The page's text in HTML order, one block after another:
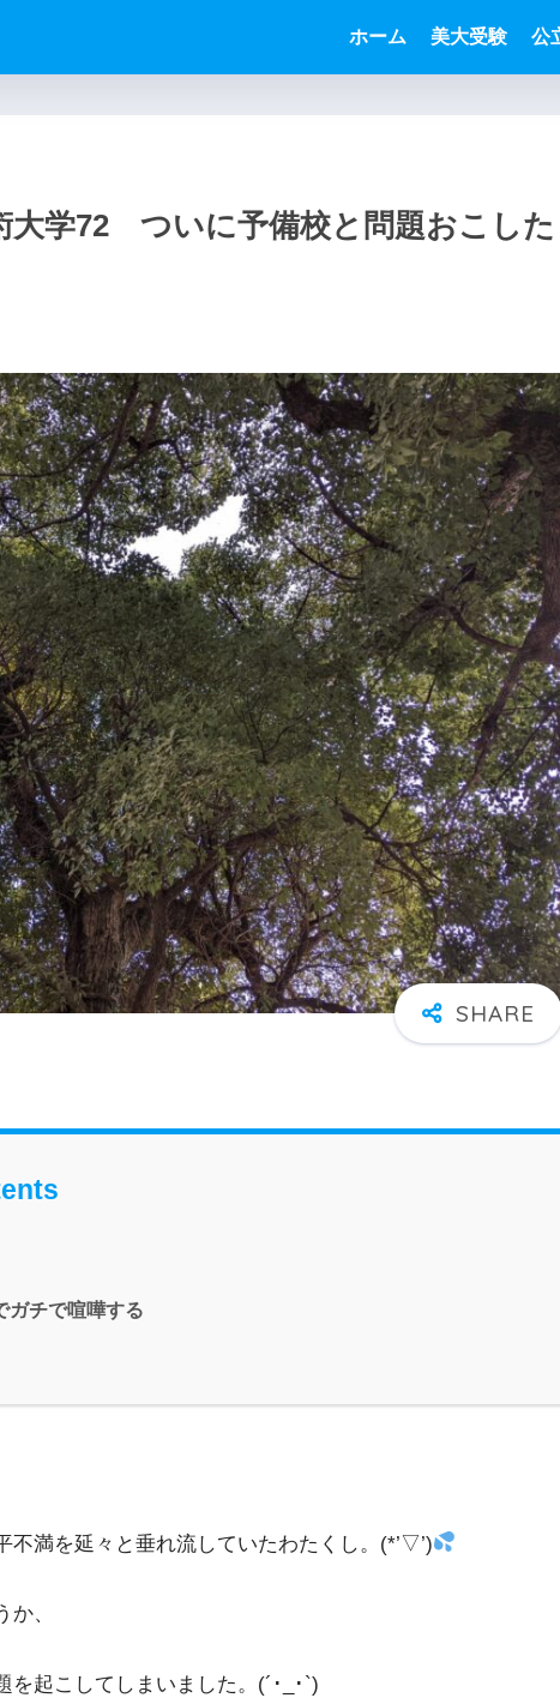
ホーム 美大受験 公
大学72 ついに予備校と問題おこした
ガチで喧嘩する
不満を延々と垂れ流していたわたくし。(*’▽’)
、
を起こしてしまいました。(´･_･`)